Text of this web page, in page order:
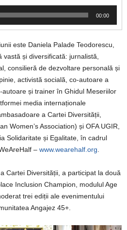
00:00
este Daniela Palade Teodorescu,
și diversificată: jurnalistă,
consilieră de dezvoltare personală și
activistă socială, co-autoare a
și trainer în Ghidul Meseriilor
media internaționale
a Cartei Diversității,
Women’s Association) și OFA UGIR,
Solidaritate și Egalitate, în cadrul
– www.wearehalf.org
Cartei Diversității, a participat la două
Inclusion Champion, modulul Age
trei ediții ale evenimentului
Angajez 45+.